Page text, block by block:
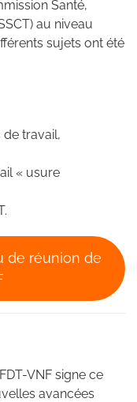
Santé,
au niveau
sujets ont été
travail,
« usure
de réunion de
VNF signe ce
avancées